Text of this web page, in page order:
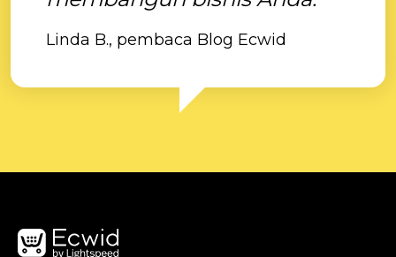
Linda B., pembaca Blog Ecwid